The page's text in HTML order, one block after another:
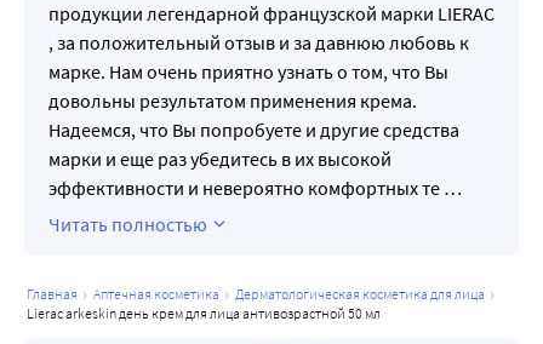
продукции легендарной французской марки LIERAC
, за положительный отзыв и за давнюю любовь к
марке. Нам очень приятно узнать о том, что Вы
довольны результатом применения крема.
Надеемся, что Вы попробуете и другие средства
марки и еще раз убедитесь в их высокой
эффективности и невероятно комфортных те …
Читать полностью
главная аптечная косметика
дерматологическая косметика для лица
lierac arkeskin день крем для лица антивозрастной 50 мл